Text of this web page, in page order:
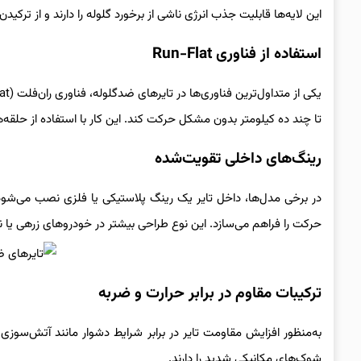
این لایه‌ها قابلیت جذب انرژی ناشی از برخورد گلوله را دارند و از
استفاده از فناوری Run-Flat
تا چند ده کیلومتر بدون مشکل حرکت کند. این کار با استفاده از
رینگ‌های داخلی تقویت‌شده
در برخی مدل‌ها، داخل تایر یک رینگ پلاستیکی یا فلزی نصب
حرکت را فراهم می‌سازد. این نوع طراحی بیشتر در خودروهای زرهی
ترکیبات مقاوم در برابر حرارت و ضربه
به‌منظور افزایش مقاومت تایر در برابر شرایط دشوار مانند